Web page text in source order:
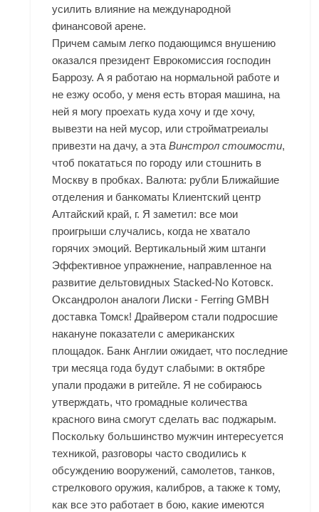
усилить влияние на международной
финансовой арене.
Причем самым легко подающимся внушению
оказался президент Еврокомиссия господин
Баррозу. А я работаю на нормальной работе и
не езжу особо, у меня есть вторая машина, на
ней я могу проехать куда хочу и где хочу,
вывезти на ней мусор, или стройматреиалы
привезти на дачу, а этаВинстрол стоимости,
чтоб покататься по городу или стошнить в
Москву в пробках. Валюта: рубли Ближайшие
отделения и банкоматы Клиентский центр
Алтайский край, г. Я заметил: все мои
проигрыши случались, когда не хватало
горячих эмоций. Вертикальный жим штанги
Эффективное упражнение, направленное на
развитие дельтовидных Stacked-No Котовск.
Оксандролон аналоги Лиски - Ferring GMBH
доставка Томск! Драйвером стали подросшие
накануне показатели с американских
площадок. Банк Англии ожидает, что последние
три месяца года будут слабыми: в октябре
упали продажи в ритейле. Я не собираюсь
утверждать, что громадные количества
красного вина смогут сделать вас поджарым.
Поскольку большинство мужчин интересуется
техникой, разговоры часто сводились к
обсуждению вооружений, самолетов, танков,
стрелкового оружия, калибров, а также к тому,
как все это работает в бою, какие имеются